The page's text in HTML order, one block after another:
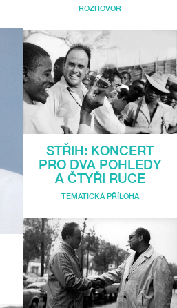
ROZHOVOR
STŘIH: KONCERT
PRO DVA POHLEDY
A ČTYŘI RUCE
TEMATICKÁ PŘÍLOHA